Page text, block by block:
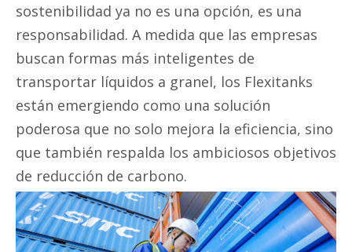
sostenibilidad ya no es una opción, es una
responsabilidad. A medida que las empresas
buscan formas más inteligentes de
transportar líquidos a granel, los Flexitanks
están emergiendo como una solución
poderosa que no solo mejora la eficiencia, sino
que también respalda los ambiciosos objetivos
de reducción de carbono.